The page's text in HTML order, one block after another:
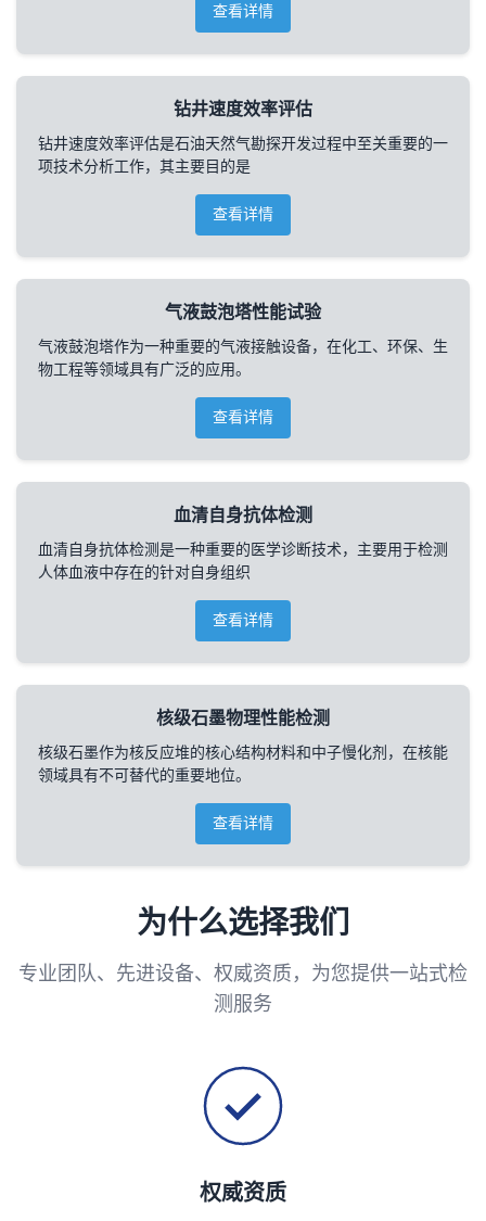
查看详情
钻井速度效率评估
钻井速度效率评估是石油天然气勘探开发过程中至关重要的一
项技术分析工作，其主要目的是
查看详情
气液鼓泡塔性能试验
气液鼓泡塔作为一种重要的气液接触设备，在化工、环保、生
物工程等领域具有广泛的应用。
查看详情
血清自身抗体检测
血清自身抗体检测是一种重要的医学诊断技术，主要用于检测
人体血液中存在的针对自身组织
查看详情
核级石墨物理性能检测
核级石墨作为核反应堆的核心结构材料和中子慢化剂，在核能
领域具有不可替代的重要地位。
查看详情
为什么选择我们
专业团队、先进设备、权威资质，为您提供一站式检
测服务
权威资质